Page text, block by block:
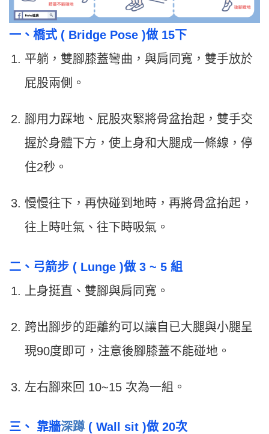
一、橋式 ( Bridge Pose )做 15下
平躺，雙腳膝蓋彎曲，與肩同寬，雙手放於
屁股兩側。
腳用力踩地、屁股夾緊將骨盆抬起，雙手交
握於身體下方，使上身和大腿成一條線，停
住2秒。
慢慢往下，再快碰到地時，再將骨盆抬起，
往上時吐氣、往下時吸氣。
二、弓箭步 ( Lunge )做 3 ~ 5 組
上身挺直、雙腳與肩同寬。
跨出腳步的距離約可以讓自已大腿與小腿呈
現90度即可，注意後腳膝蓋不能碰地。
左右腳來回 10~15 次為一組。
三、 靠牆深蹲 ( Wall sit )做 20次